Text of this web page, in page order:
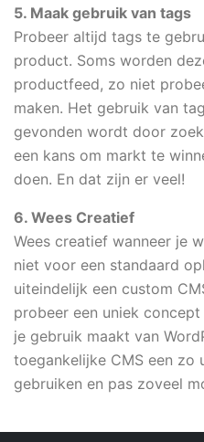
5. Maak gebruik van tags
Probeer altijd tags te
product. Soms worden
productfeed, zo niet
maken. Het gebruik van
gevonden wordt door
een kans om markt te
doen. En dat zijn er veel!
6. Wees Creatief
Wees creatief wanneer je
niet voor een standaard
uiteindelijk een custom
probeer een uniek
je gebruik maakt van
toegankelijke CMS een zo
gebruiken en pas zoveel